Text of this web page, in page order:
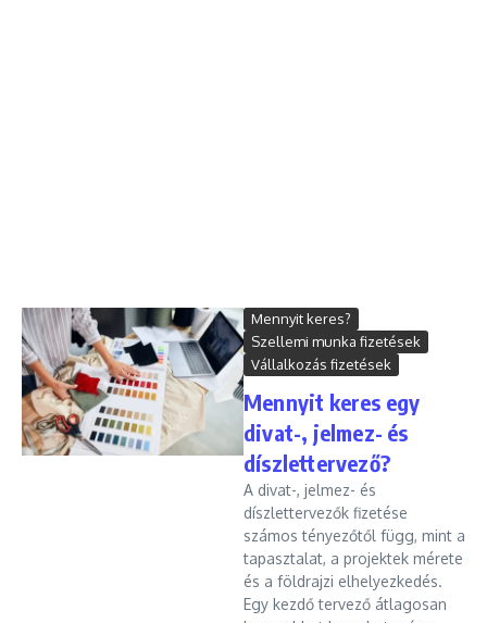
Mennyit keres?
Szellemi munka fizetések
Vállalkozás fizetések
Mennyit keres egy
divat-, jelmez- és
díszlettervező?
A divat-, jelmez- és
díszlettervezők fizetése
számos tényezőtől függ, mint a
tapasztalat, a projektek mérete
és a földrajzi elhelyezkedés.
Egy kezdő tervező átlagosan